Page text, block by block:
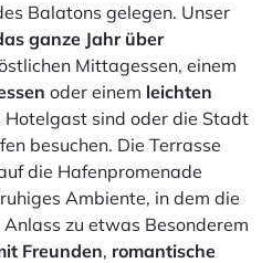
Balatons gelegen. Unser
ganze Jahr über
Mittagessen, einem
oder einem leichten
Hotelgast sind oder die Stadt
besuchen. Die Terrasse
die Hafenpromenade
Ambiente, in dem die
zu etwas Besonderem
Freunden, romantische